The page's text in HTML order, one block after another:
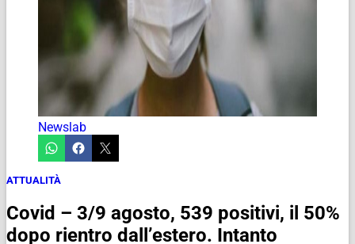
Newslab
ATTUALITÀ
Covid – 3/9 agosto, 539 positivi, il 50%
dopo rientro dall’estero. Intanto